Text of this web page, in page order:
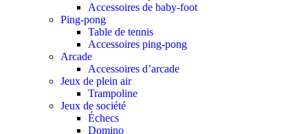
Accessoires de baby-foot
Ping-pong
Table de tennis
Accessoires ping-pong
Arcade
Accessoires d’arcade
Jeux de plein air
Trampoline
Jeux de société
Échecs
Domino